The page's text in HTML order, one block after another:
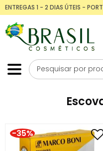
ENTREGAS 1 - 2 DIAS ÚTEIS -
-35%